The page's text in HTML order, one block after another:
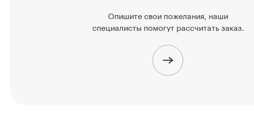
Опишите свои пожелания, наши
специалисты помогут рассчитать заказ.